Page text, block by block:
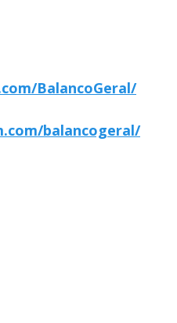
BalancoGeral/
balancogeral/